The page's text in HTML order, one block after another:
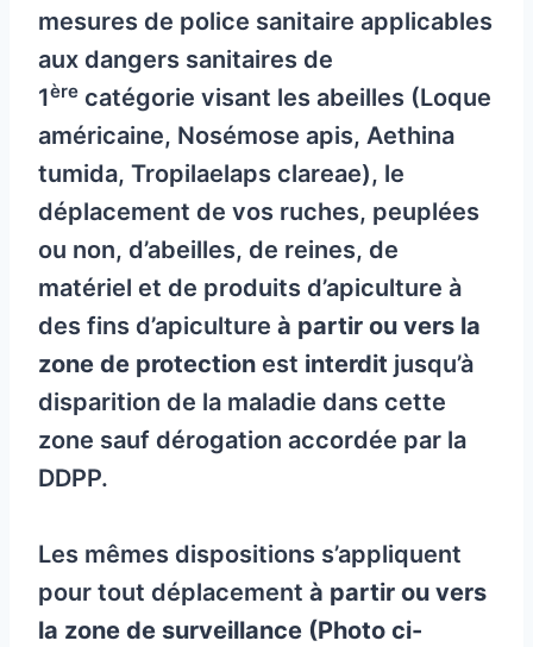
mesures de police sanitaire applicables
aux dangers sanitaires de
1ère catégorie visant les abeilles (Loque
américaine, Nosémose apis, Aethina
tumida, Tropilaelaps clareae), le
déplacement de vos ruches, peuplées
ou non, d’abeilles, de reines, de
matériel et de produits d’apiculture à
des fins d’apiculture à partir ou vers la
zone de protection est interdit jusqu’à
disparition de la maladie dans cette
zone sauf dérogation accordée par la
DDPP.
Les mêmes dispositions s’appliquent
pour tout déplacement à partir ou vers
la zone de surveillance (Photo ci-